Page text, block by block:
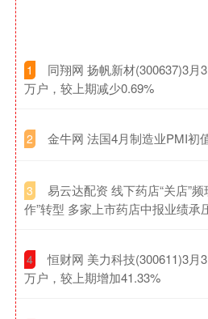
1
同翔网 扬帆新材(300637)3月
万户，较上期减少0.69%
2 金牛网 法国4月制造业PMI初
3
易云达配资 线下药店“关店”
作”转型 多家上市药店中报业绩承
4
恒财网 美力科技(300611)3月
万户，较上期增加41.33%